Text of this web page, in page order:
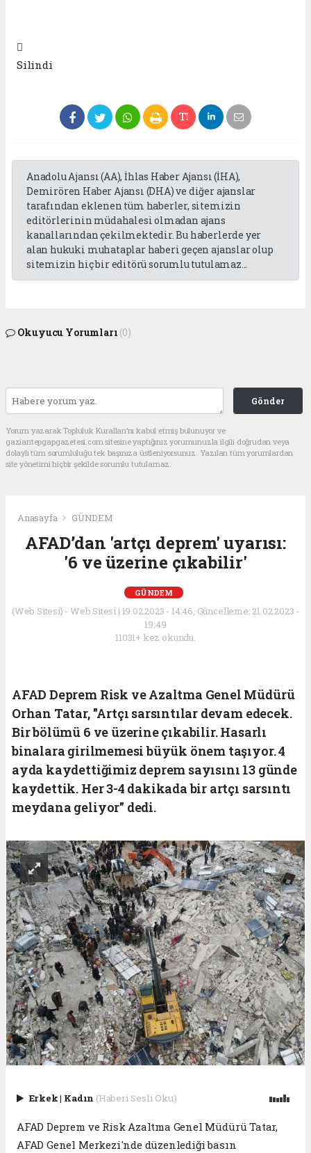

Silindi
Anadolu Ajansı (AA), İhlas Haber Ajansı (İHA),
Demirören Haber Ajansı (DHA) ve diğer ajanslar
tarafından eklenen tüm haberler, sitemizin
editörlerinin müdahalesi olmadan ajans
kanallarından çekilmektedir. Bu haberlerde yer
alan hukuki muhataplar haberi geçen ajanslar olup
sitemizin hiç bir editörü sorumlu tutulamaz...
Okuyucu Yorumları (0)
Gönder
Yorum yazarak Topluluk Kuralları’nı kabul etmiş bulunuyor ve
gaziantepgapgazetesi.com sitesine yaptığınız yorumunuzla ilgili doğrudan veya
dolaylı tüm sorumluluğu tek başınıza üstleniyorsunuz. Yazılan tüm yorumlardan
site yönetimi hiçbir şekilde sorumlu tutulamaz.
Anasayfa GÜNDEM
AFAD’dan 'artçı deprem' uyarısı:
'6 ve üzerine çıkabilir'
GÜNDEM
(Web Sitesi) - Web Sitesi | 19.02.2023 - 14:46, Güncelleme: 21.02.2023 -
19:49
11031+ kez okundu.
AFAD Deprem Risk ve Azaltma Genel Müdürü
Orhan Tatar, "Artçı sarsıntılar devam edecek.
Bir bölümü 6 ve üzerine çıkabilir. Hasarlı
binalara girilmemesi büyük önem taşıyor. 4
ayda kaydettiğimiz deprem sayısını 13 günde
kaydettik. Her 3-4 dakikada bir artçı sarsıntı
meydana geliyor" dedi.
Erkek| Kadın (Haberi Sesli Oku)
AFAD Deprem ve Risk Azaltma Genel Müdürü Tatar,
AFAD Genel Merkezi'nde düzenlediği basın